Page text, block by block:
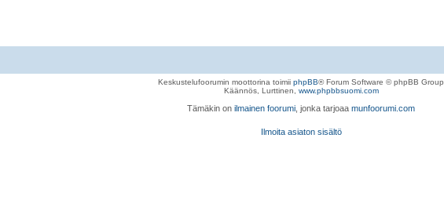
Keskustelufoorumin moottorina toimii phpBB® Forum Software © phpBB Group
Käännös, Lurttinen, www.phpbbsuomi.com
Tämäkin on ilmainen foorumi , jonka tarjoaa munfoorumi.com
Ilmoita asiaton sisältö